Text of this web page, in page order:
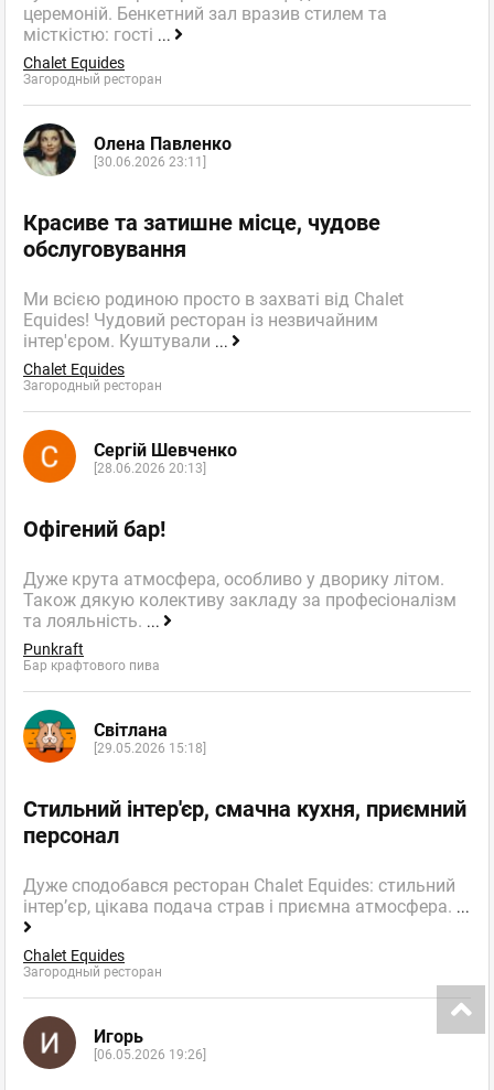
церемоній. Бенкетний зал вразив стилем та
місткістю: гості ...
Chalet Equides
Загородный ресторан
Олена Павленко
[30.06.2026 23:11]
Красиве та затишне місце, чудове
обслуговування
Ми всією родиною просто в захваті від Chalet
Equides! Чудовий ресторан із незвичайним
інтер'єром. Куштували ...
Chalet Equides
Загородный ресторан
Сергій Шевченко
[28.06.2026 20:13]
Офігений бар!
Дуже крута атмосфера, особливо у дворику літом.
Також дякую колективу закладу за професіоналізм
та лояльність. ...
Punkraft
Бар крафтового пива
Світлана
[29.05.2026 15:18]
Стильний інтер'єр, смачна кухня, приємний
персонал
Дуже сподобався ресторан Chalet Equides: стильний
інтер’єр, цікава подача страв і приємна атмосфера. ...
Chalet Equides
Загородный ресторан
Игорь
[06.05.2026 19:26]